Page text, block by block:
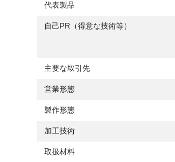
代表製品
自己PR（得意な技術等）
主要な取引先
営業形態
製作形態
加工技術
取扱材料